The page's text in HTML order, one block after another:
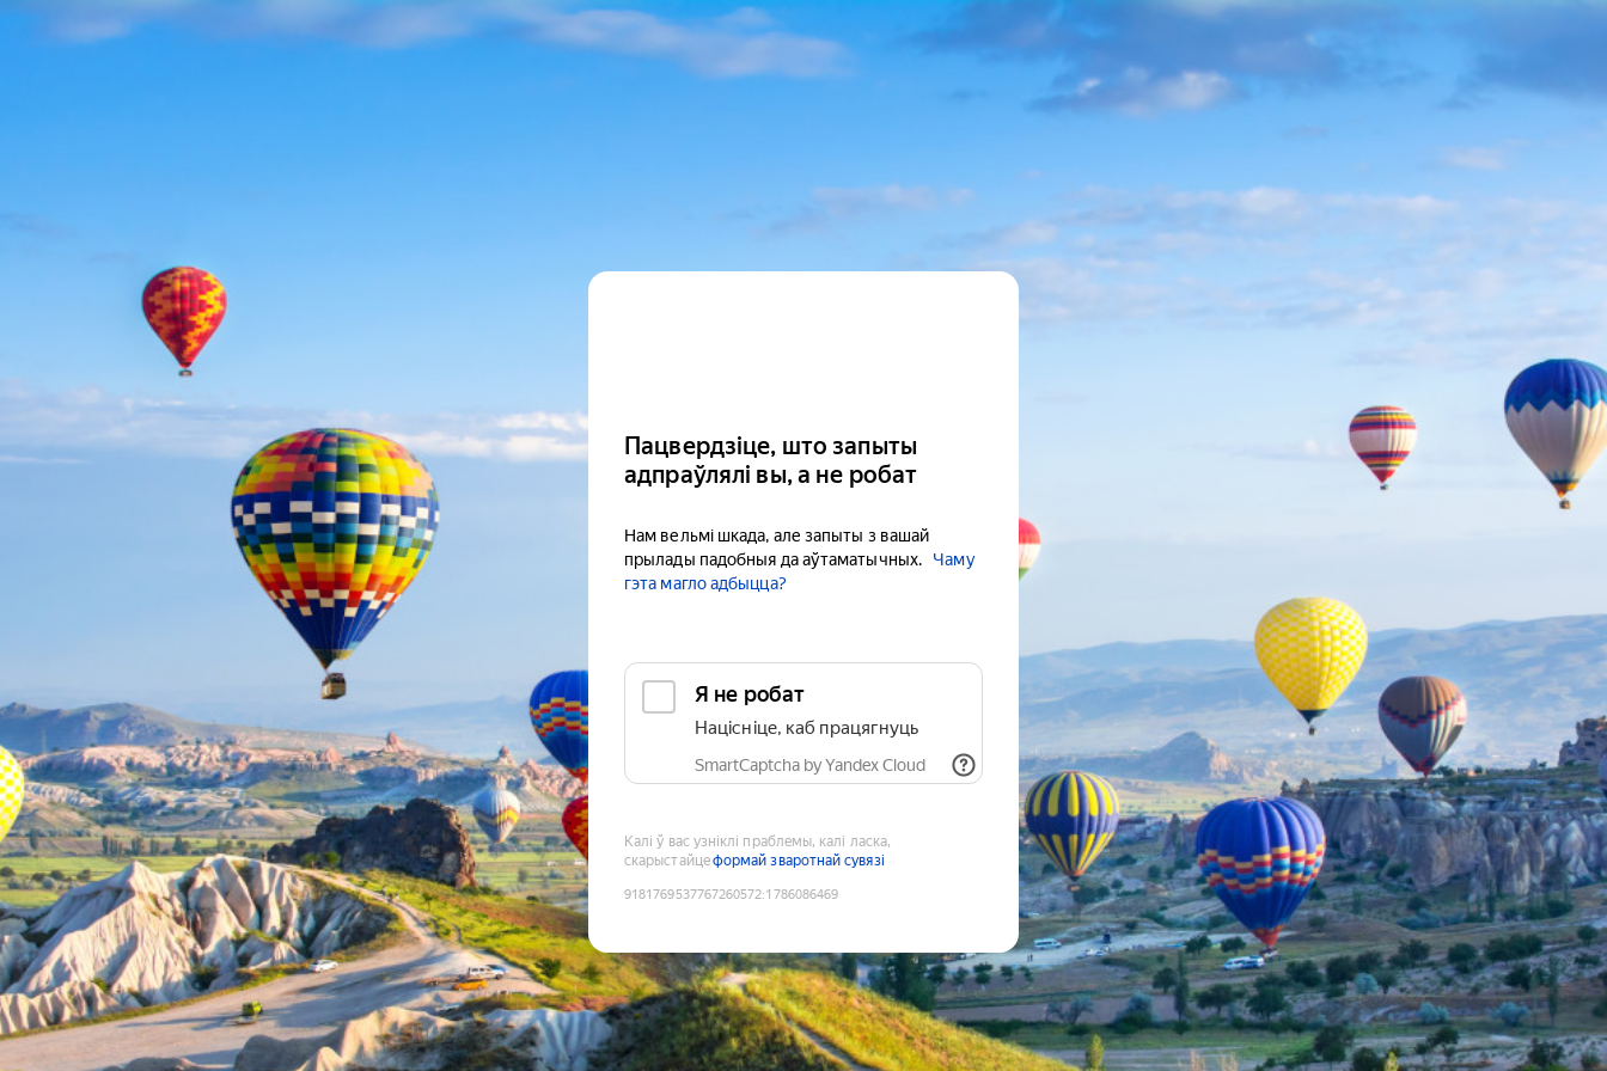
Пацвердзіце, што запыты
адпраўлялі вы, а не робат
Нам вельмі шкада, але запыты з вашай
прылады падобныя да аўтаматычных.
Чаму
гэта магло адбыцца?
Я не робат
Націсніце, каб працягнуць
SmartCaptcha by Yandex Cloud
Калі ў вас узніклі праблемы, калі ласка,
скарыстайцеформай зваротнай сувязі
9181769537767260572:1786086469